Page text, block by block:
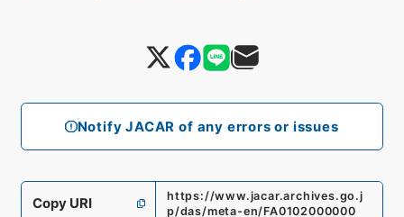
Notify JACAR of any errors or issues
Copy URI
https://www.jacar.archives.go.j
p/das/meta-en/FA0102000000